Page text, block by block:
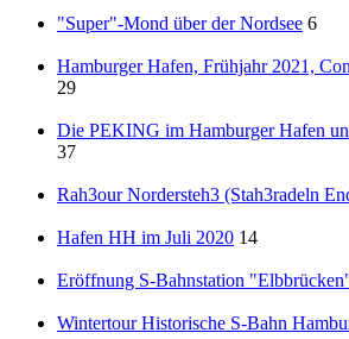
"Super"-Mond über der Nordsee 6
Hamburger Hafen, Frühjahr 2021,
29
Die PEKING im Hamburger Hafen
37
Rah3our Nordersteh3 (Stah3radeln
Hafen HH im Juli 2020 14
Eröffnung S-Bahnstation
Wintertour Historische S-Bahn